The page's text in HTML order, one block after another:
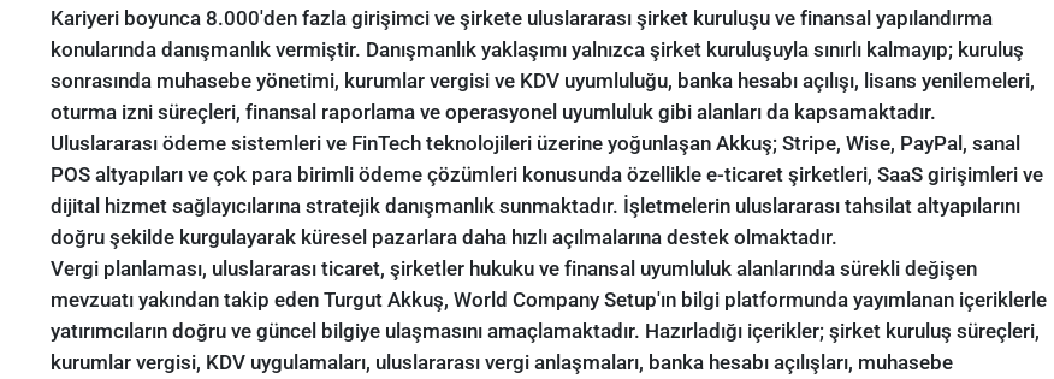
Kariyeri boyunca 8.000'den fazla girişimci ve şirkete uluslararası şirket kuruluşu ve finansal yapılandırma
konularında danışmanlık vermiştir. Danışmanlık yaklaşımı yalnızca şirket kuruluşuyla sınırlı kalmayıp; kuruluş
sonrasında muhasebe yönetimi, kurumlar vergisi ve KDV uyumluluğu, banka hesabı açılışı, lisans yenilemeleri,
oturma izni süreçleri, finansal raporlama ve operasyonel uyumluluk gibi alanları da kapsamaktadır.
Uluslararası ödeme sistemleri ve FinTech teknolojileri üzerine yoğunlaşan Akkuş; Stripe, Wise, PayPal, sanal
POS altyapıları ve çok para birimli ödeme çözümleri konusunda özellikle e-ticaret şirketleri, SaaS girişimleri ve
dijital hizmet sağlayıcılarına stratejik danışmanlık sunmaktadır. İşletmelerin uluslararası tahsilat altyapılarını
doğru şekilde kurgulayarak küresel pazarlara daha hızlı açılmalarına destek olmaktadır.
Vergi planlaması, uluslararası ticaret, şirketler hukuku ve finansal uyumluluk alanlarında sürekli değişen
mevzuatı yakından takip eden Turgut Akkuş, World Company Setup'ın bilgi platformunda yayımlanan içeriklerle
yatırımcıların doğru ve güncel bilgiye ulaşmasını amaçlamaktadır. Hazırladığı içerikler; şirket kuruluş süreçleri,
kurumlar vergisi, KDV uygulamaları, uluslararası vergi anlaşmaları, banka hesabı açılışları, muhasebe